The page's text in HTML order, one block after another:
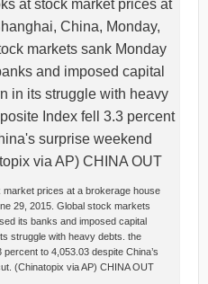
prices at a brokerage house
29, 2015. Global stock markets
its banks and imposed capital
struggle with heavy debts. the
to 4,053.03 despite China’s
(Chinatopix via AP) CHINA OUT